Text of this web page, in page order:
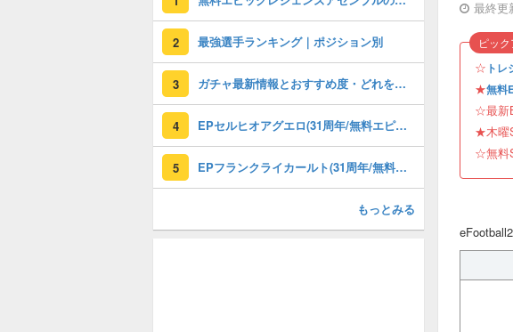
最終更
☆ ト
★無料
☆最新
★木曜
☆無料
ピッ
2 最強選手ランキング｜ポジション別
3 ガチャ最新情報とおすすめ度・どれを引くべき？
4 EPセルヒオアグエロ(31周年/無料エピック)の評価とおすすめ育成・スキル追加
5 EPフランクライカールト(31周年/無料エピック)の評価とおすすめ育成・スキル追加
もっとみる